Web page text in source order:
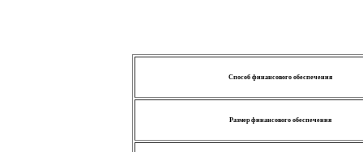
Способ финансового обеспечения
Размер финансового обеспечения